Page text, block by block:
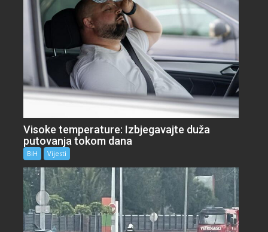
Visoke temperature: Izbjegavajte duža
putovanja tokom dana
BiH Vijesti